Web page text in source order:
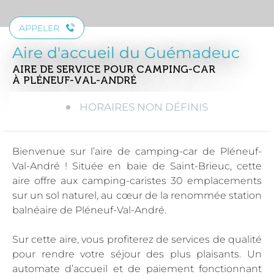
APPELER
Aire d'accueil du Guémadeuc
AIRE DE SERVICE POUR CAMPING-CAR
À PLÉNEUF-VAL-ANDRÉ
HORAIRES NON DÉFINIS
Bienvenue sur l’aire de camping-car de Pléneuf-
Val-André ! Située en baie de Saint-Brieuc, cette
aire offre aux camping-caristes 30 emplacements
sur un sol naturel, au cœur de la renommée station
balnéaire de Pléneuf-Val-André.
Sur cette aire, vous profiterez de services de qualité
pour rendre votre séjour des plus plaisants. Un
automate d’accueil et de paiement fonctionnant